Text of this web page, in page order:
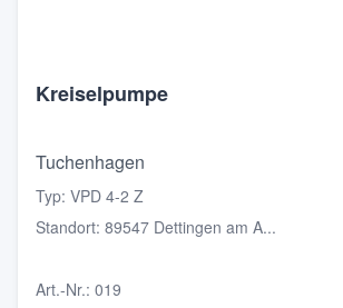
Kreiselpumpe
Tuchenhagen
Typ: VPD 4-2 Z
Standort: 89547 Dettingen am A...
Art.-Nr.: 019